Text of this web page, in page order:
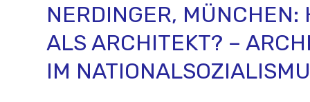
NERDINGER, MÜNCHEN:
ALS ARCHITEKT? –
IM